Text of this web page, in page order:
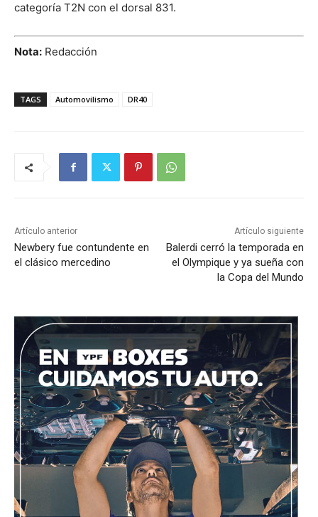
categoría T2N con el dorsal 831.
Nota: Redacción
TAGS Automovilismo DR40
Artículo anterior
Newbery fue contundente en
el clásico mercedino
Artículo siguiente
Balerdi cerró la temporada en
el Olympique y ya sueña con
la Copa del Mundo